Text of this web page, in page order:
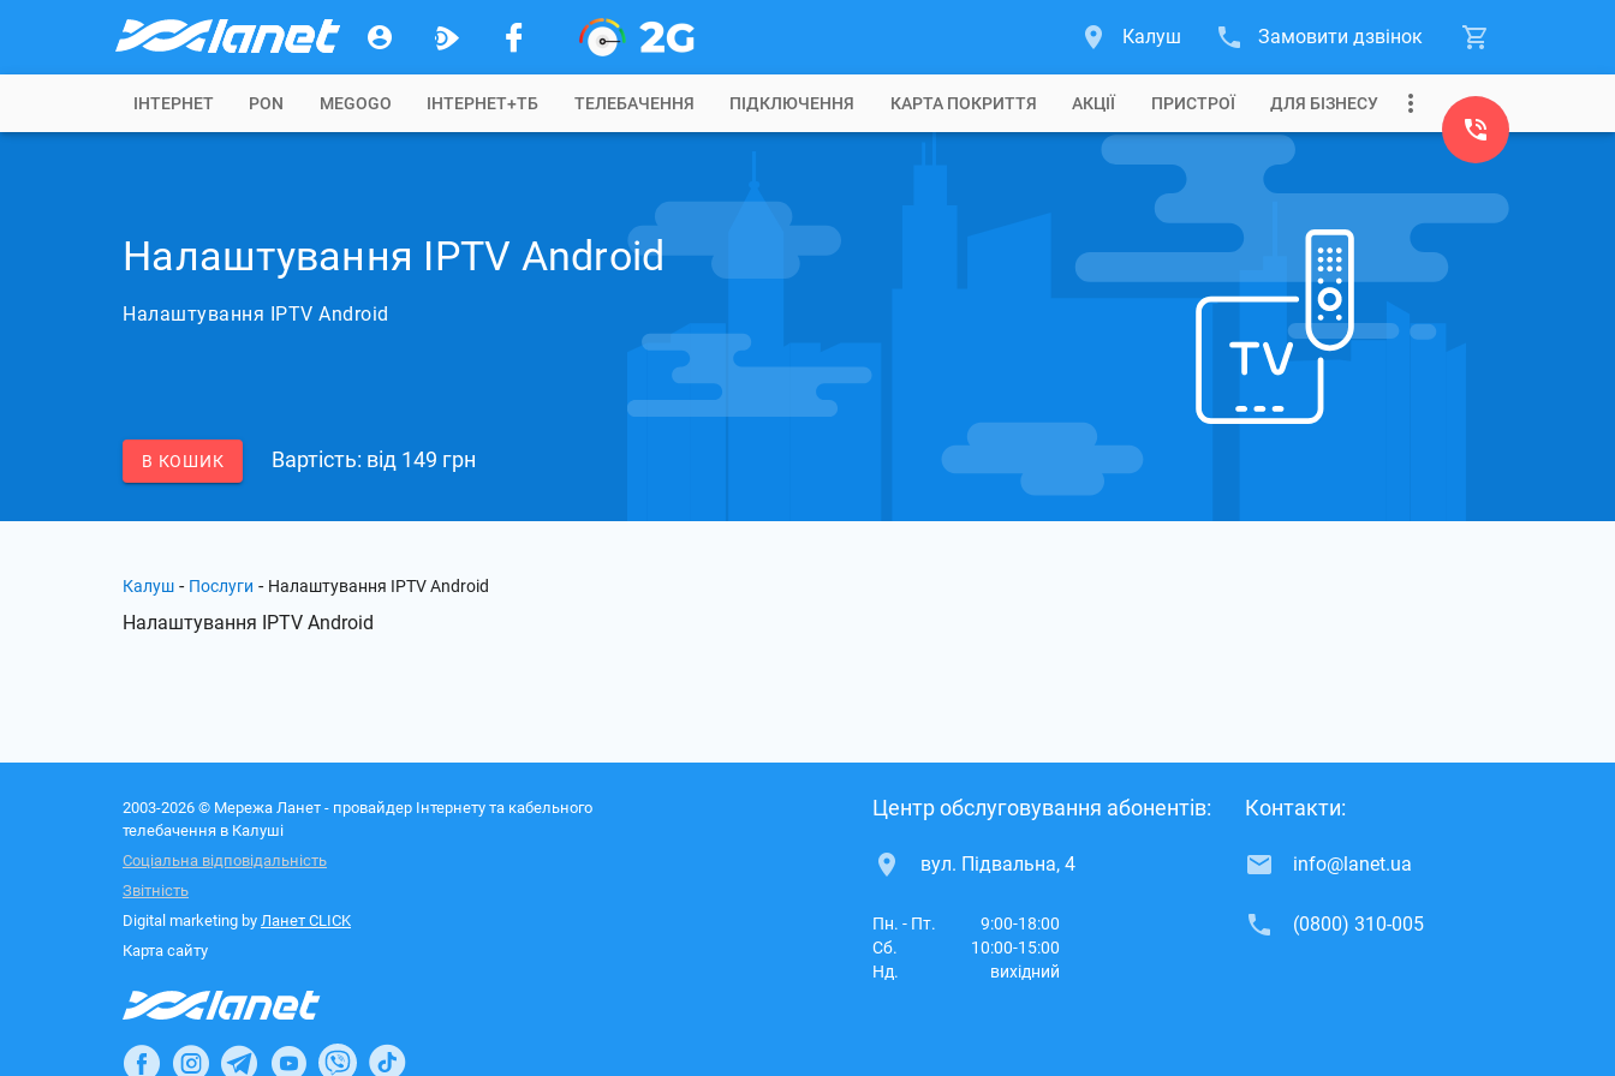
Калуш Замовити дзвінок
IНТЕРНЕТ PON MEGOGO ІНТЕРНЕТ+ТБ ТЕЛЕБАЧЕННЯ ПІДКЛЮЧЕННЯ КАРТА ПОКРИТТЯ АКЦІЇ ПРИСТРОЇ ДЛЯ БІЗНЕСУ
Налаштування IPTV Android
Налаштування IPTV Android
В КОШИК Вартість: вiд 149 грн
Калуш - Послуги - Налаштування IPTV Android
Налаштування IPTV Android
2003-2026 © Мережа Ланет - провайдер Інтернету та кабельного
телебачення в Калуші
Соціальна відповідальність
Звітність
Digital marketing by Ланет CLICK
Карта сайту
Центр обслуговування абонентів:
вул. Підвальна, 4
Пн. - Пт.
9:00-18:00
Сб.
10:00-15:00
Нд.
вихідний
Контакти:
info@lanet.ua
(0800) 310-005